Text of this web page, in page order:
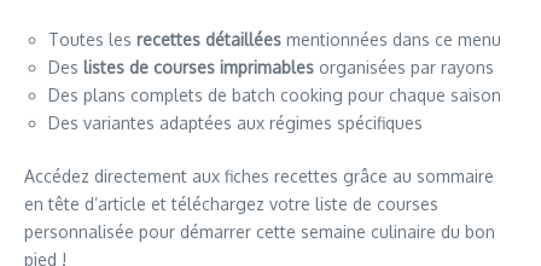
Toutes les recettes détaillées mentionnées dans ce menu
Des listes de courses imprimables organisées par rayons
Des plans complets de batch cooking pour chaque saison
Des variantes adaptées aux régimes spécifiques
Accédez directement aux fiches recettes grâce au sommaire
en tête d’article et téléchargez votre liste de courses
personnalisée pour démarrer cette semaine culinaire du bon
pied !